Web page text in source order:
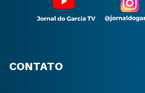
CONTATO